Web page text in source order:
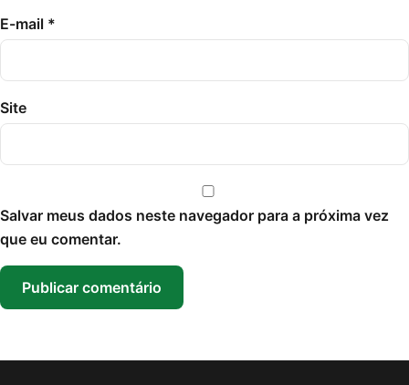
E-mail *
Site
Salvar meus dados neste navegador para a próxima vez
que eu comentar.